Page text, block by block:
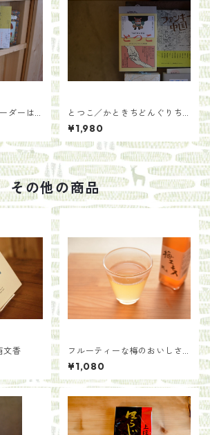
ダーは
る ／中
輔(著/
とつこ／かときちどんぐりち
ゃん
¥1,980
その他の商品
香
フルーティーな梅のおいしさ
を凝縮 梅エキス 300ml【耕
人舎】
¥1,080